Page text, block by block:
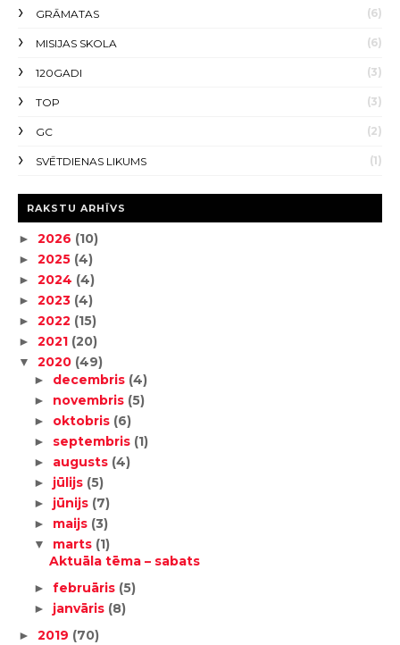
GRĀMATAS (6)
MISIJAS SKOLA (6)
120GADI (3)
TOP (3)
GC (2)
SVĒTDIENAS LIKUMS (1)
RAKSTU ARHĪVS
► 2026 (10)
► 2025 (4)
► 2024 (4)
► 2023 (4)
► 2022 (15)
► 2021 (20)
▼ 2020 (49)
► decembris (4)
► novembris (5)
► oktobris (6)
► septembris (1)
► augusts (4)
► jūlijs (5)
► jūnijs (7)
► maijs (3)
▼ marts (1)
Aktuāla tēma – sabats
► februāris (5)
► janvāris (8)
► 2019 (70)